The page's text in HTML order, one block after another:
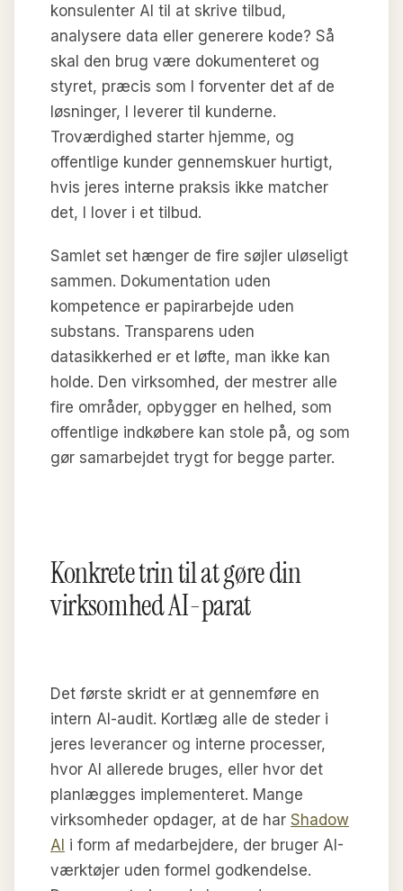
konsulenter AI til at skrive tilbud,
analysere data eller generere kode? Så
skal den brug være dokumenteret og
styret, præcis som I forventer det af de
løsninger, I leverer til kunderne.
Troværdighed starter hjemme, og
offentlige kunder gennemskuer hurtigt,
hvis jeres interne praksis ikke matcher
det, I lover i et tilbud.
Samlet set hænger de fire søjler uløseligt
sammen. Dokumentation uden
kompetence er papirarbejde uden
substans. Transparens uden
datasikkerhed er et løfte, man ikke kan
holde. Den virksomhed, der mestrer alle
fire områder, opbygger en helhed, som
offentlige indkøbere kan stole på, og som
gør samarbejdet trygt for begge parter.
Konkrete trin til at gøre din
virksomhed AI-parat
Det første skridt er at gennemføre en
intern AI-audit. Kortlæg alle de steder i
jeres leverancer og interne processer,
hvor AI allerede bruges, eller hvor det
planlægges implementeret. Mange
virksomheder opdager, at de har Shadow
AI i form af medarbejdere, der bruger AI-
værktøjer uden formel godkendelse.